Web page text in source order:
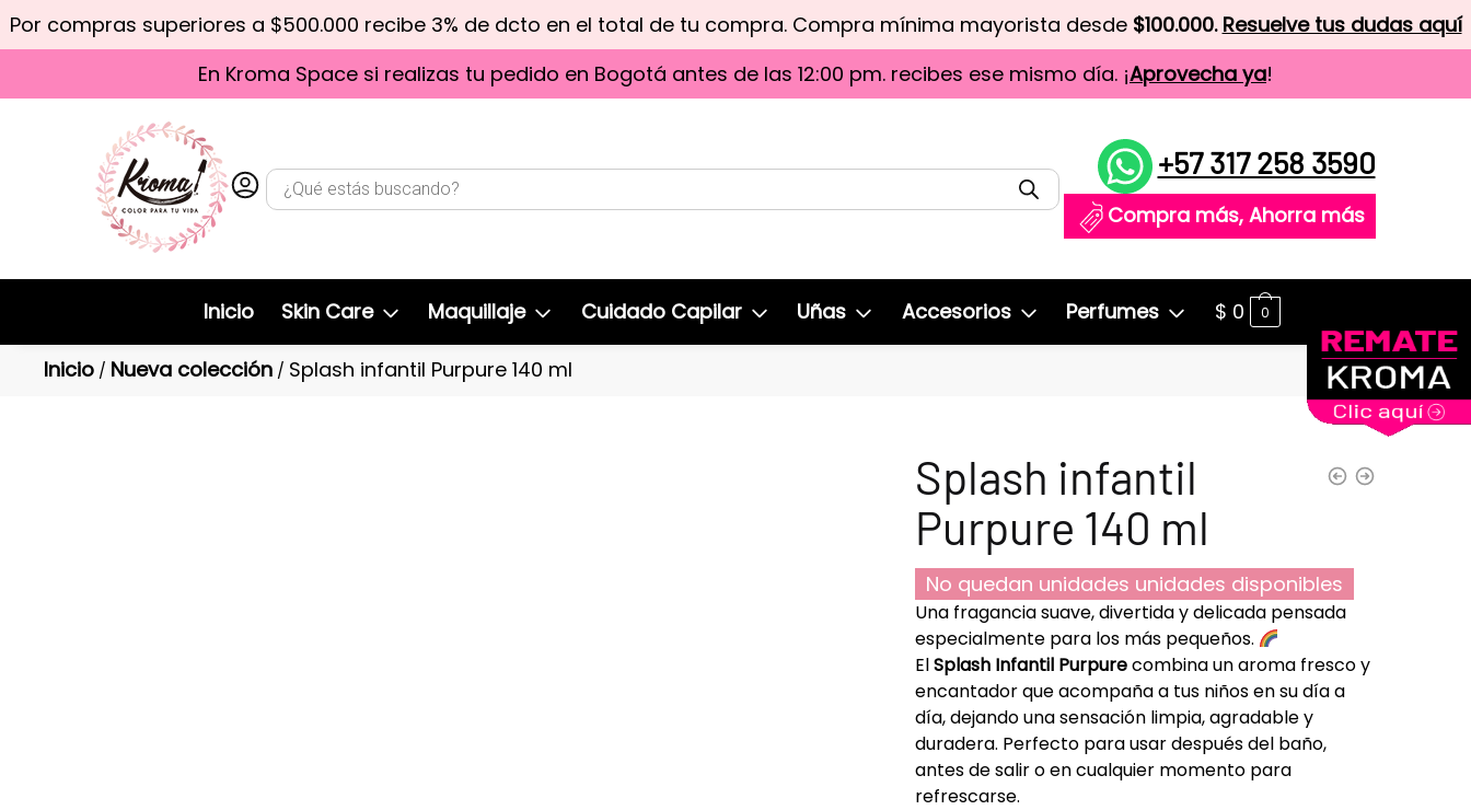
Por compras superiores a $500.000 recibe 3% de dcto en el total de tu compra. Compra mínima mayorista desde $100.000. Resuelve tus dudas aquí
En Kroma Space si realizas tu pedido en Bogotá antes de las 12:00 pm. recibes ese mismo día. ¡Aprovecha ya!
+57 317 258 3590
Compra más, Ahorra más
Inicio Skin Care Maquillaje Cuidado Capilar Uñas Accesorios Perfumes $ 0 0
Inicio / Nueva colección / Splash infantil Purpure 140 ml
Splash infantil
Purpure 140 ml
No quedan unidades unidades disponibles
Una fragancia suave, divertida y delicada pensada
especialmente para los más pequeños.
ElSplash Infantil Purpurecombina un aroma fresco y
encantador que acompaña a tus niños en su día a
día, dejando una sensación limpia, agradable y
duradera. Perfecto para usar después del baño,
antes de salir o en cualquier momento para
refrescarse.